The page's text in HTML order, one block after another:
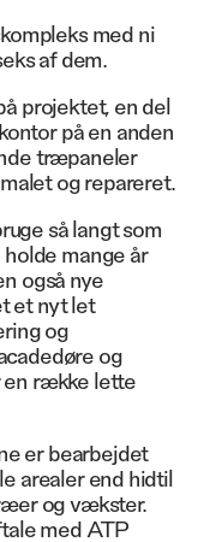
med ni
af dem.
projektet, en del
på en anden
træpaneler
og repareret.
så langt som
mange år
også nye
et nyt let
og
og
en række lette
er bearbejdet
arealer end hidtil
og vækster.
med ATP